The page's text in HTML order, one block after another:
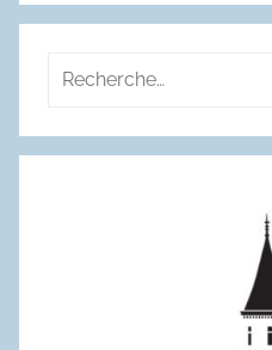
Recherche
: